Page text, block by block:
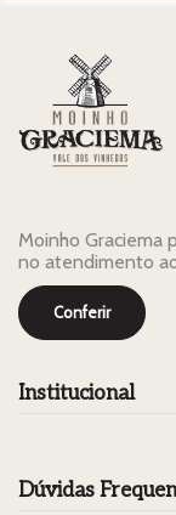
Moinho Graciema
no atendimento
Conferir
Institucional
Dúvidas